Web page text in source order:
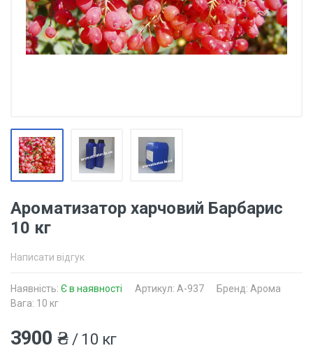
Ароматизатор харчовий Барбарис
10 кг
Написати відгук
Наявність: Є в наявності Артикул: A-937
Бренд: Арома
Вага: 10 кг
3900 ₴ / 10 кг